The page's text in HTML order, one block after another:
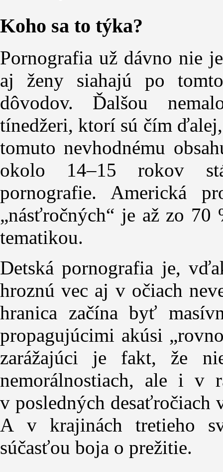
Koho sa to týka?
Pornografia už dávno nie
aj ženy siahajú po
dôvodov. Ďalšou
tínedžeri, ktorí sú čím
tomuto nevhodnému
okolo 14–15 rokov
pornografie. Americká
„násťročných“ je až zo 70
tematikou.
Detská pornografia je,
hroznú vec aj v očiach
hranica začína byť
propagujúcimi akúsi
zarážajúci je fakt, že
nemorálnostiach, ale i v
v posledných desaťročiach
A v krajinách tretieho
súčasťou boja o prežitie.